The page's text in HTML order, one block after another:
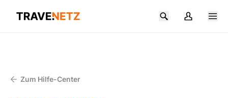
Zum Hilfe-Center